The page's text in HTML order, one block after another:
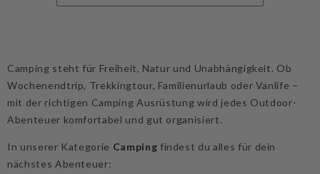
Camping steht für Freiheit, Natur und Unabhängigkeit. Ob
Wochenendtrip, Trekkingtour, Familienurlaub oder Vanlife –
mit der richtigen Camping Ausrüstung wird jedes Outdoor-
Abenteuer komfortabel und gut organisiert.
In unserer Kategorie Camping findest du alles für dein
nächstes Abenteuer: